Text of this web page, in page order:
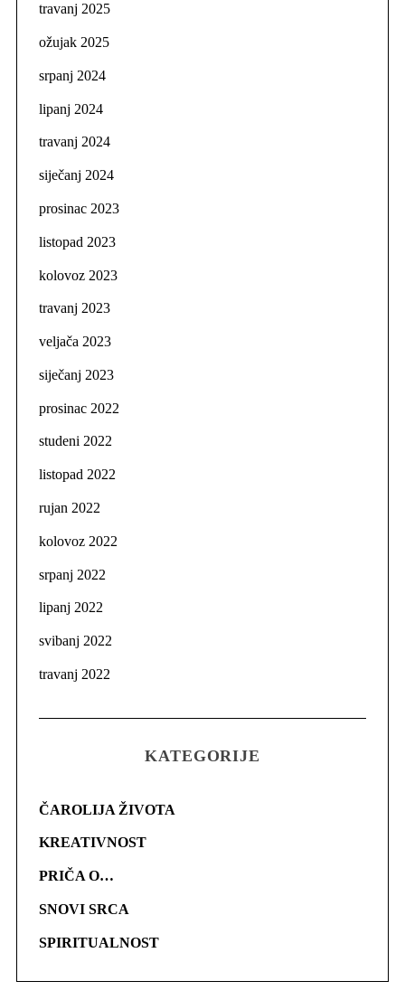
travanj 2025
ožujak 2025
srpanj 2024
lipanj 2024
travanj 2024
siječanj 2024
prosinac 2023
listopad 2023
kolovoz 2023
travanj 2023
veljača 2023
siječanj 2023
prosinac 2022
studeni 2022
listopad 2022
rujan 2022
kolovoz 2022
srpanj 2022
lipanj 2022
svibanj 2022
travanj 2022
KATEGORIJE
ČAROLIJA ŽIVOTA
KREATIVNOST
PRIČA O…
SNOVI SRCA
SPIRITUALNOST